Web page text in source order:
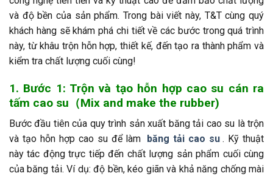
và độ bền của sản phẩm. Trong bài viết này, T&T cùng quý
khách hàng sẽ khám phá chi tiết về các bước trong quá trình
này, từ khâu trộn hỗn hợp, thiết kế, đến tạo ra thành phẩm và
kiểm tra chất lượng cuối cùng!
1. Bước 1: Trộn và tạo hỗn hợp cao su cán ra
tấm cao su（Mix and make the rubber)
Bước đầu tiên của quy trình sản xuất băng tải cao su là trộn
và tạo hỗn hợp cao su để làm
băng tải cao su . Kỹ thuật
này tác động trực tiếp đến chất lượng sản phẩm cuối cùng
của băng tải. Ví dụ: độ bền, kéo giãn và khả năng chống mài